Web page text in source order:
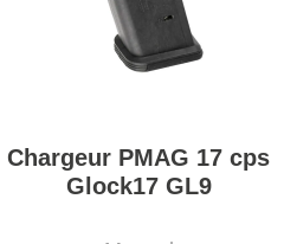
Chargeur PMAG 17 cps
Glock17 GL9